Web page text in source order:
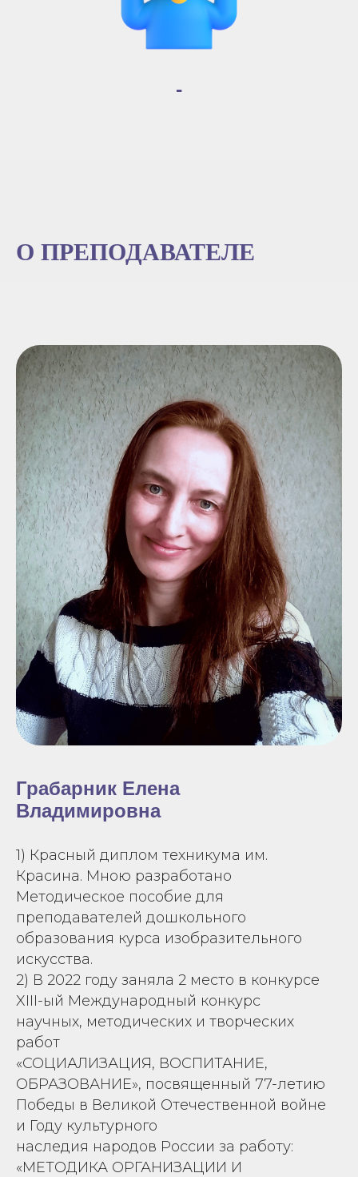
-
О ПРЕПОДАВАТЕЛЕ
Грабарник Елена
Владимировна
1) Красный диплом техникума им.
Красина. Мною разработано
Методическое пособие для
преподавателей дошкольного
образования курса изобразительного
искусства.
2) В 2022 году заняла 2 место в конкурсе
XIII-ый Международный конкурс
научных, методических и творческих
работ
«СОЦИАЛИЗАЦИЯ, ВОСПИТАНИЕ,
ОБРАЗОВАНИЕ», посвященный 77-летию
Победы в Великой Отечественной войне
и Году культурного
наследия народов России за работу:
«МЕТОДИКА ОРГАНИЗАЦИИ И